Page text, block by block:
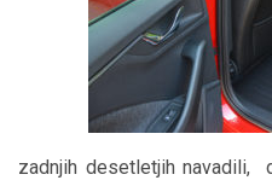
zadnjih desetletjih navadili,